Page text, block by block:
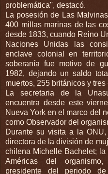
problemática'', destacó.
La posesión de Las
400 millas marinas de las
desde 1833, cuando Reino
Naciones Unidas las
enclave colonial en
soberanía fue motivo de
1982, dejando un saldo
muertos, 255 británicos y
La secretaria de la
encuentra desde este
Nueva York en el marco del
como Observador del
Durante su visita a la
directora de la división de
chilena Michelle Bachelet;
Américas del
presidente del periodo